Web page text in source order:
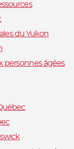
du Yukon
personnes âgées